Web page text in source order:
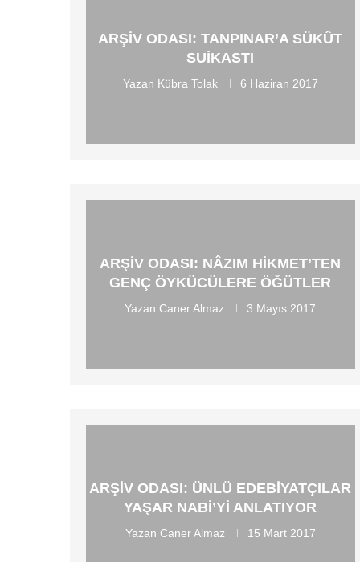
ARŞIV ODASI: TANPINAR’A SÜKÛT
SUIKASTI
Yazan Kübra Tolak 6 Haziran 2017
ARŞIV ODASI: NÂZIM HIKMET’TEN
GENÇ ÖYKÜCÜLERE ÖĞÜTLER
Yazan Caner Almaz 3 Mayıs 2017
ARŞIV ODASI: ÜNLÜ EDEBIYATÇILAR
YAŞAR NABI’YI ANLATIYOR
Yazan Caner Almaz 15 Mart 2017